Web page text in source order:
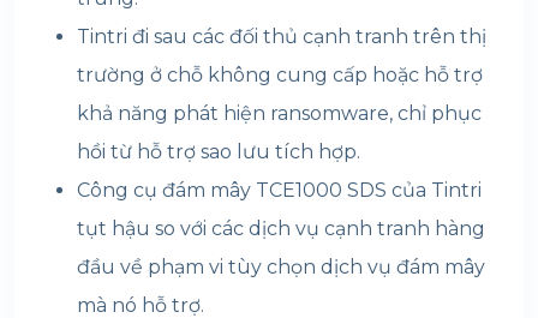
Tintri đi sau các đối thủ cạnh tranh trên thị
trường ở chỗ không cung cấp hoặc hỗ trợ
khả năng phát hiện ransomware, chỉ phục
hồi từ hỗ trợ sao lưu tích hợp.
Công cụ đám mây TCE1000 SDS của Tintri
tụt hậu so với các dịch vụ cạnh tranh hàng
đầu về phạm vi tùy chọn dịch vụ đám mây
mà nó hỗ trợ.